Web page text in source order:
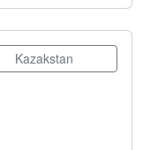
Kazakstan